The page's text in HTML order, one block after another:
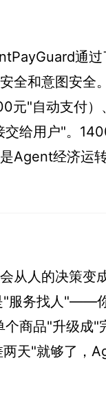
通过
全和意图安
元"自动支付
给用户"。
Agent经济运转
从人的决策变
务找人"——
商品"升级成"
天"就够了，